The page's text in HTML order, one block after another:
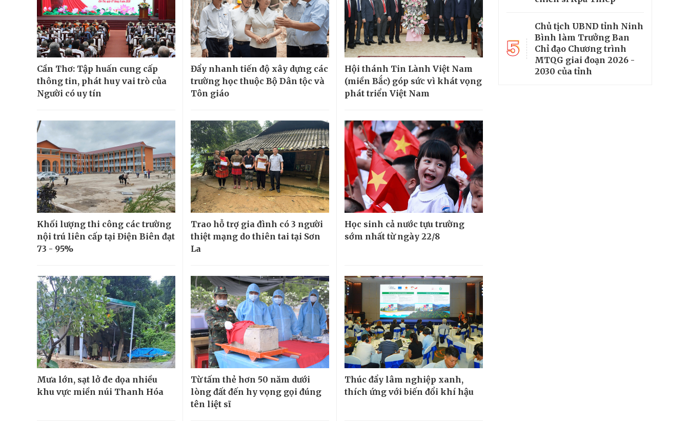
Cần Thơ: Tập huấn cung cấp
thông tin, phát huy vai trò của
Người có uy tín
Đẩy nhanh tiến độ xây dựng các
trường học thuộc Bộ Dân tộc và
Tôn giáo
Hội thánh Tin Lành Việt Nam
(miền Bắc) góp sức vì khát vọng
phát triển Việt Nam
Khối lượng thi công các trường
nội trú liên cấp tại Điện Biên đạt
73 - 95%
Trao hỗ trợ gia đình có 3 người
thiệt mạng do thiên tai tại Sơn
La
Học sinh cả nước tựu trường
sớm nhất từ ngày 22/8
Mưa lớn, sạt lở đe dọa nhiều
khu vực miền núi Thanh Hóa
Từ tấm thẻ hơn 50 năm dưới
lòng đất đến hy vọng gọi đúng
tên liệt sĩ
Thúc đẩy lâm nghiệp xanh,
thích ứng với biến đổi khí hậu
5
Chủ tịch UBND tỉnh Ninh
Bình làm Trưởng Ban
Chỉ đạo Chương trình
MTQG giai đoạn 2026 -
2030 của tỉnh